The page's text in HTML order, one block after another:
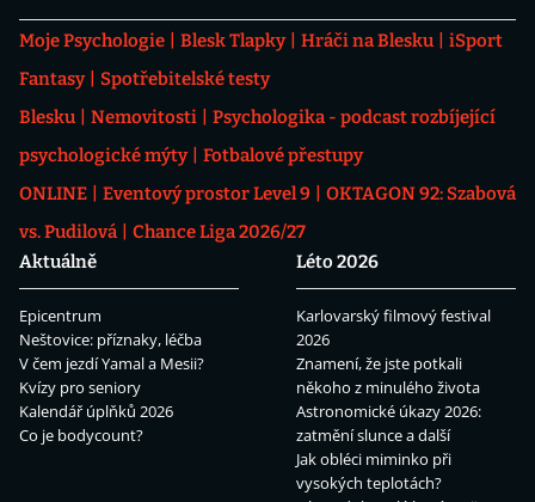
Moje Psychologie Blesk Tlapky Hráči na Blesku
iSport
Fantasy
Spotřebitelské testy
Blesku
Nemovitosti
Psychologika - podcast rozbíjející
psychologické mýty
Fotbalové přestupy
ONLINE
Eventový prostor Level 9
OKTAGON 92: Szabová
vs. Pudilová
Chance Liga 2026/27
Aktuálně
Epicentrum
Neštovice: příznaky, léčba
V čem jezdí Yamal a Mesii?
Kvízy pro seniory
Kalendář úplňků 2026
Co je bodycount?
Léto 2026
Karlovarský filmový festival
2026
Znamení, že jste potkali
někoho z minulého života
Astronomické úkazy 2026:
zatmění slunce a další
Jak obléci miminko při
vysokých teplotách?